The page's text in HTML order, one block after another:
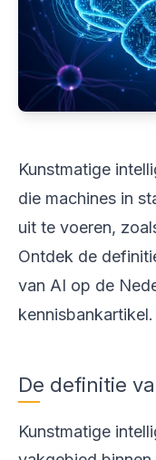
Kunstmatige
die machines in
uit te voeren,
Ontdek de
van AI op de
kennisbankartikel.
De definitie
Kunstmatige